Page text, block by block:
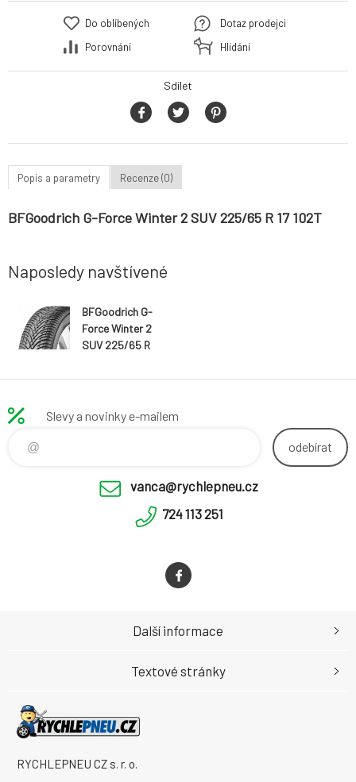
Do oblíbených
Porovnání
Dotaz prodejci
Hlídání
Sdílet
Popis a parametry Recenze (0)
BFGoodrich G-Force Winter 2 SUV 225/65 R 17 102T
Naposledy navštívené
BFGoodrich G-
Force Winter 2
SUV 225/65 R
Slevy a novinky e-mailem
odebírat
vanca@rychlepneu.cz
724 113 251
RYCHLEPNEU CZ s. r. o.
Další informace
Textové stránky